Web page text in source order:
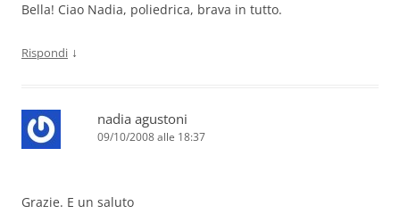
Bella! Ciao Nadia, poliedrica, brava in tutto.
Rispondi ↓
nadia agustoni
09/10/2008 alle 18:37
Grazie. E un saluto